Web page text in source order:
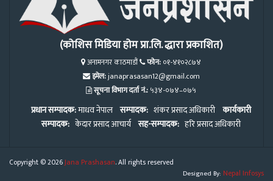
(कोशिस मिडिया होम प्रा.लि. द्धारा प्रकाशित)
अनामनगर काठमाडौं फोन: ०१-४१०२८७४
इमेल:janaprasasan12@gmail.com
सूचना विभाग दर्ता नं.: ५३४-०७४–०७५
प्रधान सम्पादक:माधव नेपाल सम्पादक: शंकर प्रसाद अधिकारी कार्यकारी
सम्पादक: केदार प्रसाद आचार्य सह-सम्पादक: हरि प्रसाद अधिकारी
Copyright © 2026Jana Prashasan. All rights reserved
Designed By: Nepal Infosys